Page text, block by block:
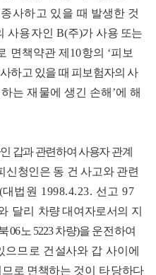
사하고 있을 때 발생한 것
사용자인 B(주)가 사용 또는
면책약관 제 10항의 ‘피보
사하고 있을 때 피보험자의 사
는 재 물에 생긴 손해 ’에 해
갑과 관련하여 사용자 관계
신청인은 동 건 사고와 관련
(대법원 1998.4.23. 선고97
달리 차량 대여자로서의 지
06노 5223차량)을 운전하여
으므로 건 설사와 갑 사이에
로 면책하는 것이 타당하다